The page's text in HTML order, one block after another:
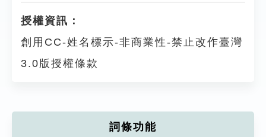
授權資訊：
創用CC-姓名標示-非商業性-禁止改作臺灣
3.0版授權條款
詞條功能